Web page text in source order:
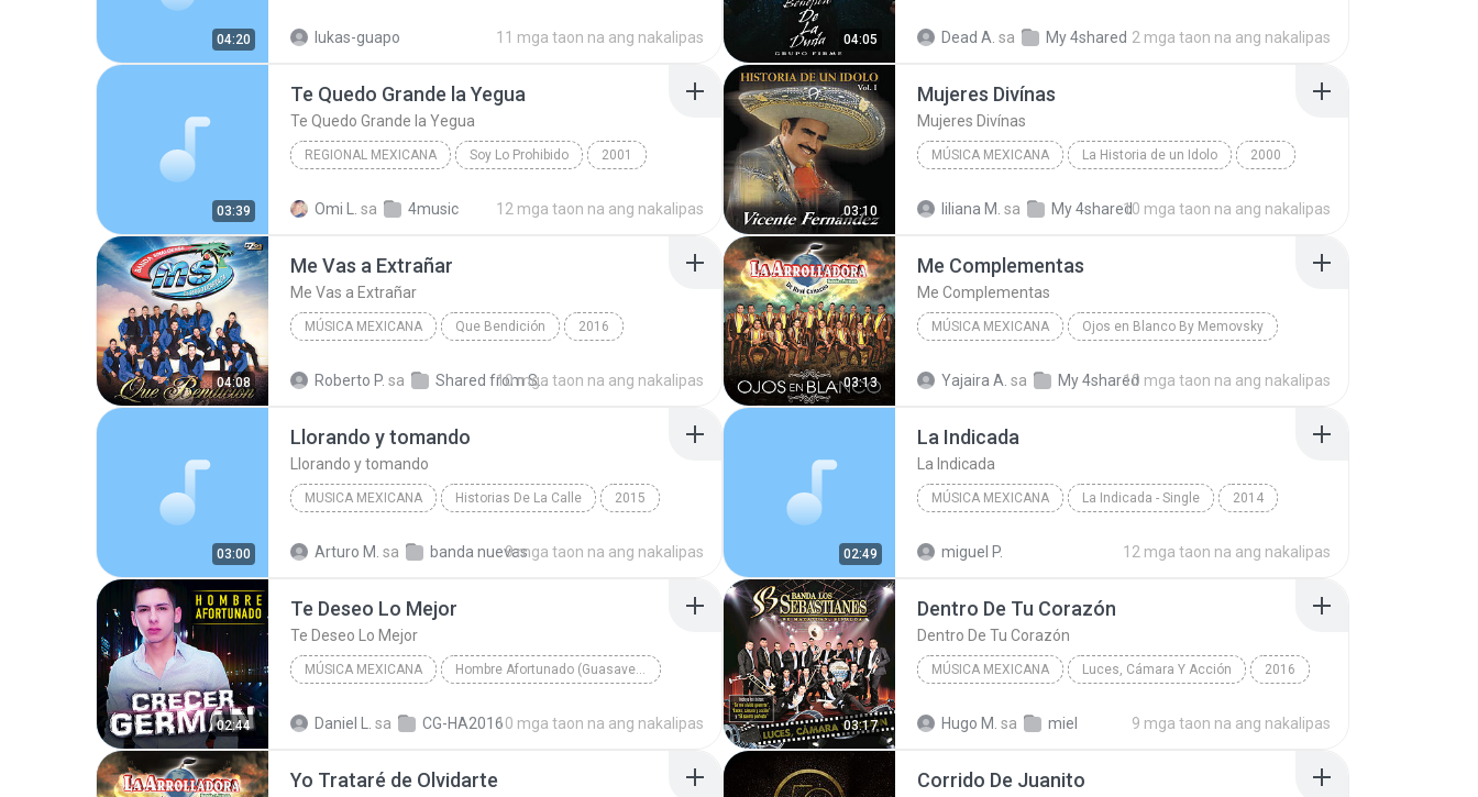
04:20 lukas-guapo 11 mga taon na ang nakalipas 04:05 Dead A. sa My 4shared 2 mga taon na ang nakalipas
03:39
Te Quedo Grande la Yegua
Te Quedo Grande la Yegua
REGIONAL MEXICANA Soy Lo Prohibido 2001
Omi L. sa 4music 12 mga taon na ang nakalipas 03:10
Mujeres Divínas
Mujeres Divínas
MÚSICA MEXICANA La Historia de un Idolo 2000
liliana M. sa My 4shared10 mga taon na ang nakalipas
04:08
Me Vas a Extrañar
Me Vas a Extrañar
MÚSICA MEXICANA Que Bendición 2016
Roberto P. sa Shared from SM-G531H
10 mga taon na ang nakalipas 03:13
Me Complementas
Me Complementas
MÚSICA MEXICANA Ojos en Blanco By Memovsky
Yajaira A. sa My 4shared10 mga taon na ang nakalipas
03:00
Llorando y tomando
Llorando y tomando
MUSICA MEXICANA Historias De La Calle 2015
Arturo M. sa banda nuevas9 mga taon na ang nakalipas 02:49
La Indicada
La Indicada
MÚSICA MEXICANA La Indicada - Single 2014
miguel P. 12 mga taon na ang nakalipas
02:44
Te Deseo Lo Mejor
Te Deseo Lo Mejor
MÚSICA MEXICANA Hombre Afortunado (GuasaveMp3.Com)
Daniel L. sa CG-HA201610 mga taon na ang nakalipas 03:17
Dentro De Tu Corazón
Dentro De Tu Corazón
MÚSICA MEXICANA Luces, Cámara Y Acción 2016
Hugo M. sa miel 9 mga taon na ang nakalipas
Yo Trataré de Olvidarte Corrido De Juanito